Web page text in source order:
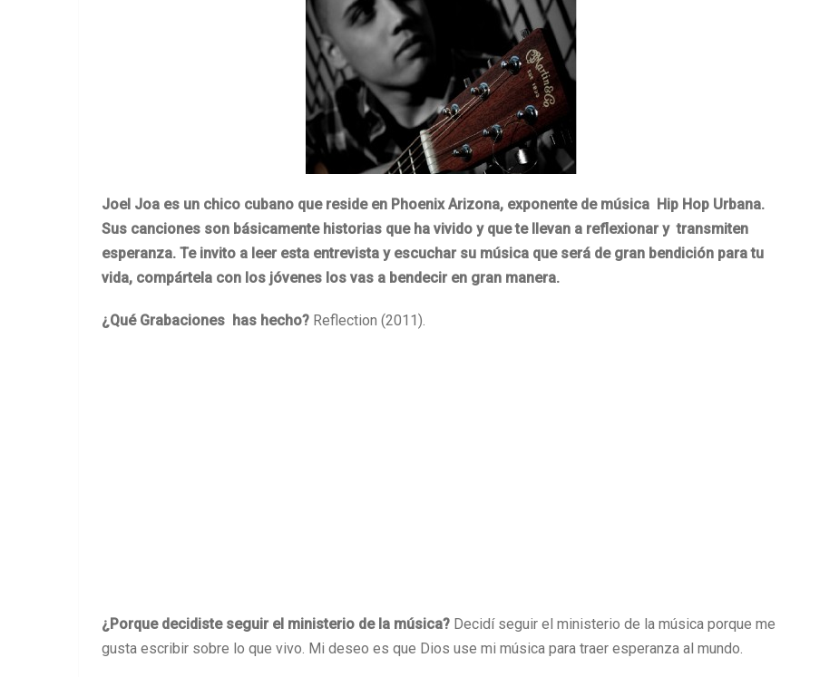
Joel Joa es un chico cubano que reside en Phoenix Arizona, exponente de música Hip Hop Urbana.
Sus canciones son básicamente historias que ha vivido y que te llevan a reflexionar y transmiten
esperanza. Te invito a leer esta entrevista y escuchar su música que será de gran bendición para tu
vida, compártela con los jóvenes los vas a bendecir en gran manera.
¿Qué Grabaciones has hecho? Reflection (2011).
¿Porque decidiste seguir el ministerio de la música? Decidí seguir el ministerio de la música porque me
gusta escribir sobre lo que vivo. Mi deseo es que Dios use mi música para traer esperanza al mundo.